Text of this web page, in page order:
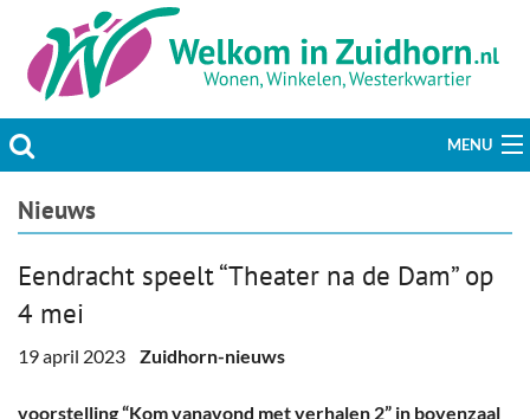
MENU
Actueel
Welzijn & Maatschappij
Bedrijven
Nieuws
Eendracht speelt “Theater na de Dam” op
4 mei
19 april 2023 Zuidhorn-nieuws
voorstelling “Kom vanavond met verhalen 2” in bovenzaal